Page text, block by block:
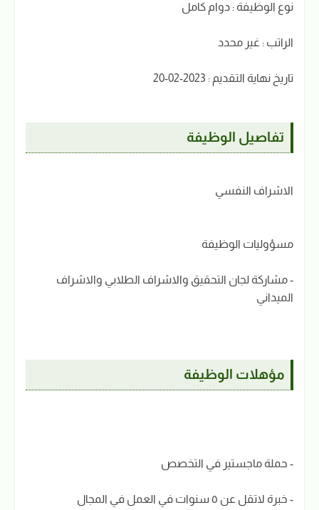
نوع الوظيفة : دوام كامل
الراتب : غير محدد
تاريخ نهاية التقديم : 2023-02-20
تفاصيل الوظيفة
الاشراف النفسي
مسؤوليات الوظيفة
- مشاركة لجان التحقيق والاشراف الطلابي والاشراف
الميداني
مؤهلات الوظيفة
- حملة ماجستير في التخصص
- خبرة لاتقل عن ٥ سنوات في العمل في المجال